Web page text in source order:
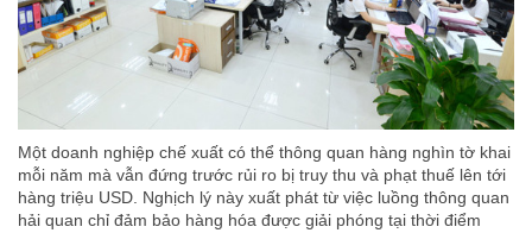
Một doanh nghiệp chế xuất có thể thông quan hàng nghìn tờ khai
mỗi năm mà vẫn đứng trước rủi ro bị truy thu và phạt thuế lên tới
hàng triệu USD. Nghịch lý này xuất phát từ việc luồng thông quan
hải quan chỉ đảm bảo hàng hóa được giải phóng tại thời điểm